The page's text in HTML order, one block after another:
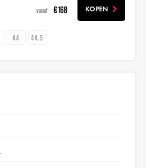
vanaf € 168 KOPEN
44 44.5